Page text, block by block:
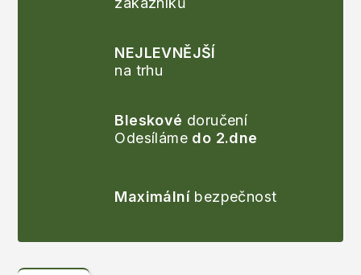
NEJLEVNĚJŠÍ
na trhu
Bleskové doručení
Odesíláme do 2.dne
Maximální bezpečnost